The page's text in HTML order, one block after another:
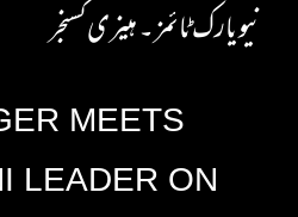
نیو یارک ٹائمز ۔ ہینری کسنجر
MEETS
LEADER ON